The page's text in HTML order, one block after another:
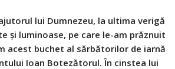
lui Dumnezeu, la ultima verigă
și luminoase, pe care le-am prăznuit
acest buchet al sărbătorilor de iarnă
Ioan Botezătorul. În cinstea lui